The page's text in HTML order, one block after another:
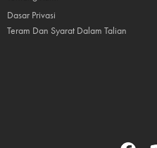
Dasar Privasi
Teram Dan Syarat Dalam Talian